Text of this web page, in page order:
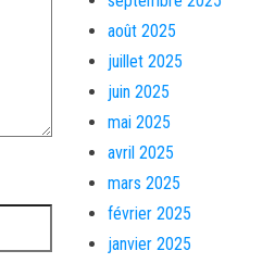
août 2025
juillet 2025
juin 2025
mai 2025
avril 2025
mars 2025
février 2025
janvier 2025